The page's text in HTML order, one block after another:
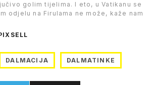
golim tijelima. I eto, u Vatikanu se
odjelu na Firulama ne može, kaže nam
DALMACIJA DALMATINKE